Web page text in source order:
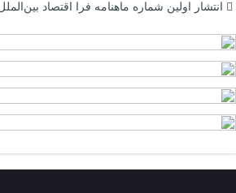
انتشار اولین شماره ماهنامه فرا اقتصاد بین‌الملل –